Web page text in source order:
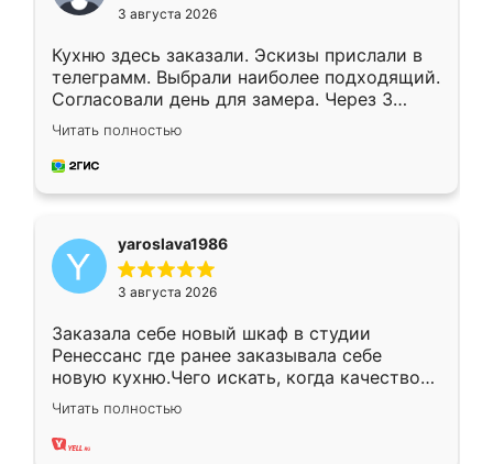
3 августа 2026
Кухню здесь заказали. Эскизы прислали в
телеграмм. Выбрали наиболее подходящий.
Согласовали день для замера. Через 3
недели кухня была уже готова. Остались
довольны работой. Спасибо Ренессанс
мебель за качественную работу!
Читать полностью
yaroslava1986
3 августа 2026
Заказала себе новый шкаф в студии
Ренессанс где ранее заказывала себе
новую кухню.Чего искать, когда качеством
вполне довольна. Служит кухня уже почти
два года, нареканий нет.
Читать полностью